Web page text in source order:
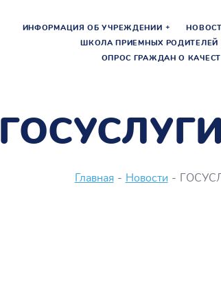
ИНФОРМАЦИЯ ОБ УЧРЕЖДЕНИИ
ШКОЛА ПРИЕМНЫХ РОДИТЕЛЕЙ
ОПРОС ГРАЖДАН О
Главная - Новости -